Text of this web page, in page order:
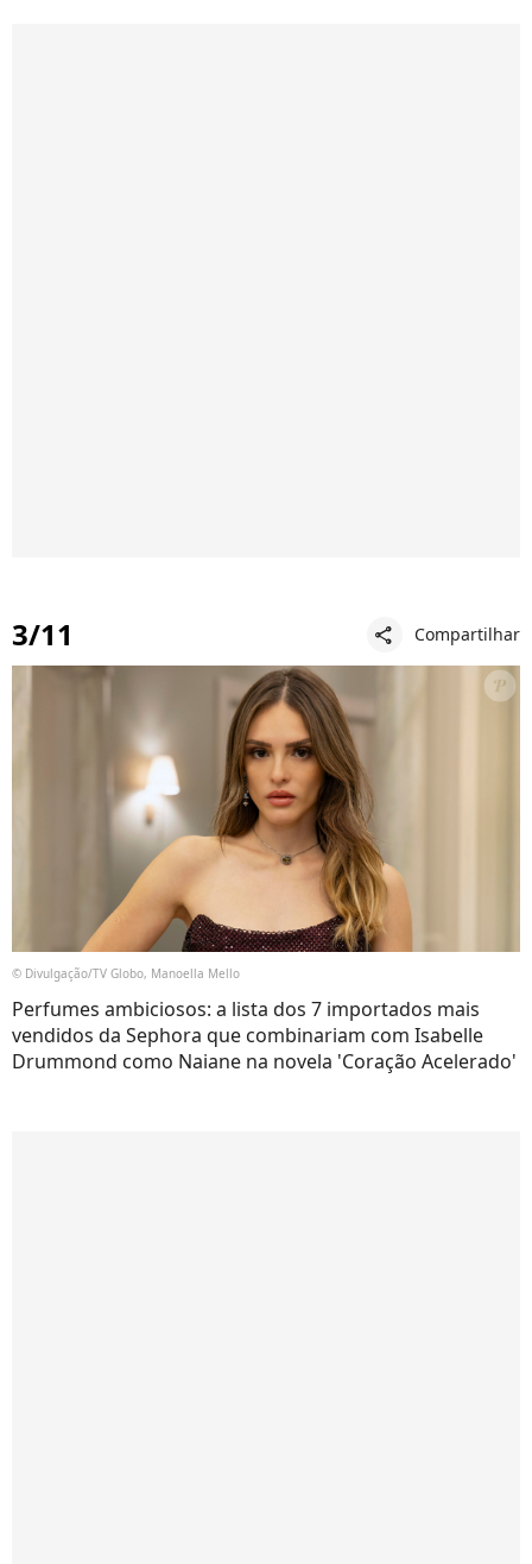
3/11 share Compartilhar
© Divulgação/TV Globo, Manoella Mello
Perfumes ambiciosos: a lista dos 7 importados mais
vendidos da Sephora que combinariam com Isabelle
Drummond como Naiane na novela 'Coração Acelerado'